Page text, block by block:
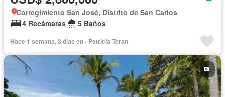
Corregimiento San José, Distrito de San Carlos
4 Recámaras
5 Baños
Hace 1 semana, 3 días en - Patricia Teran